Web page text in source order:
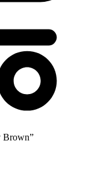
Brown”